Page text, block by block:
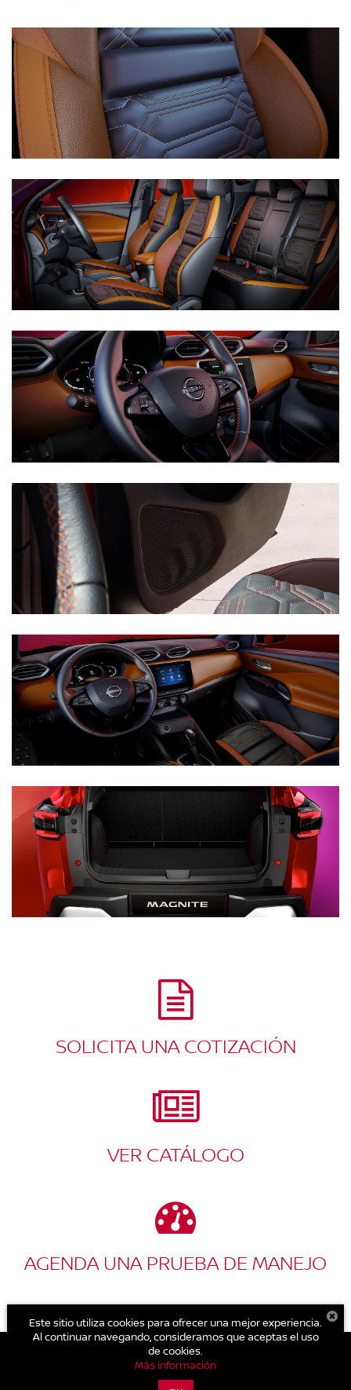
SOLICITA UNA COTIZACIÓN
VER CATÁLOGO
AGENDA UNA PRUEBA DE MANEJO
Av. Central Esq. Ignacio Allende Mz. 21 Lt. 1-19 Villas de
Este sitio utiliza cookies para ofrecer una mejor experiencia.
Al continuar navegando, consideramos que aceptas el uso
de cookies.
Más información